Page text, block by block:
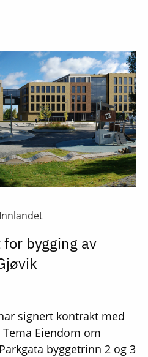
bygging av
signert kontrakt med
Eiendom om
byggetrinn 2 og 3